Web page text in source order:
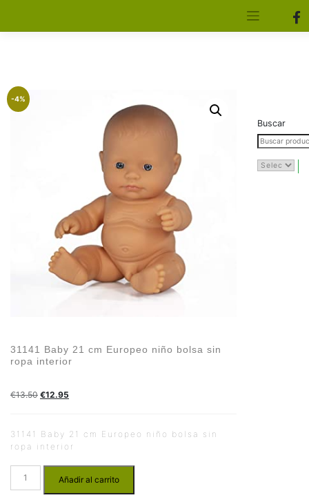
-4%
31141 Baby 21 cm Europeo niño bolsa sin
ropa interior
€13.50 €12.95
31141 Baby 21 cm Europeo niño bolsa sin
ropa interior
Añadir al carrito
Buscar